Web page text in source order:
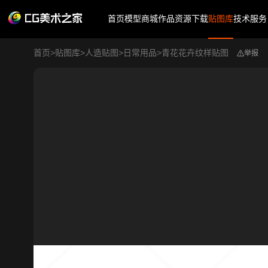
首页模型商城作品资源下载贴图库技术服务
首页>贴图库>人造贴图>日常用品>青花花卉纹样贴图 举报